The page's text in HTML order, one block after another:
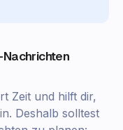
Zeit und hilft dir,
Deshalb solltest